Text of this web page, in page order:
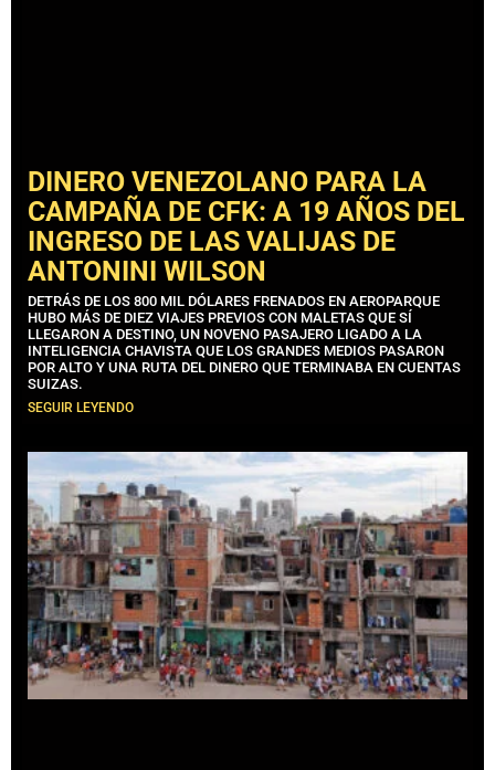
DINERO VENEZOLANO PARA LA
CAMPAÑA DE CFK: A 19 AÑOS DEL
INGRESO DE LAS VALIJAS DE
ANTONINI WILSON
DETRÁS DE LOS 800 MIL DÓLARES FRENADOS EN AEROPARQUE
HUBO MÁS DE DIEZ VIAJES PREVIOS CON MALETAS QUE SÍ
LLEGARON A DESTINO, UN NOVENO PASAJERO LIGADO A LA
INTELIGENCIA CHAVISTA QUE LOS GRANDES MEDIOS PASARON
POR ALTO Y UNA RUTA DEL DINERO QUE TERMINABA EN CUENTAS
SUIZAS.
SEGUIR LEYENDO